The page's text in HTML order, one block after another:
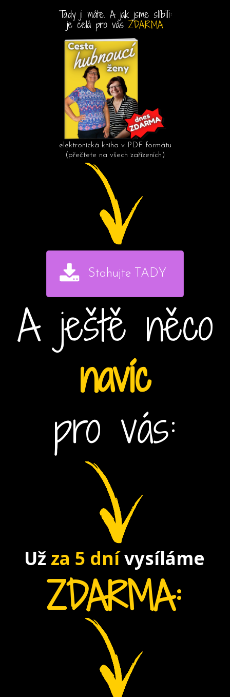
Tady ji máte. A jak jsme slíbili:
je celá pro vás ZDARMA
elektronická kniha v PDF formátu
(přečtete na všech zařízeních)
Stahujte TADY
A ještě něco
navíc
pro vás:
Už za 5 dnívysíláme
ZDARMA: